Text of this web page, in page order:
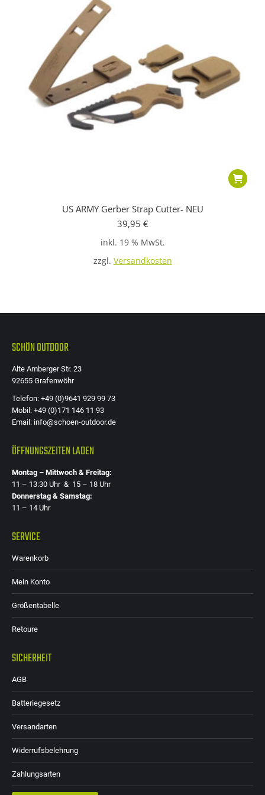
US ARMY Gerber Strap Cutter- NEU
39,95 €
inkl. 19 % MwSt.
zzgl. Versandkosten
SCHÖN OUTDOOR
Alte Amberger Str. 23
92655 Grafenwöhr
Telefon: +49 (0)9641 929 99 73
Mobil: +49 (0)171 146 11 93
Email: info@schoen-outdoor.de
ÖFFNUNGSZEITEN LADEN
Montag – Mittwoch & Freitag:
11 – 13:30 Uhr & 15 – 18 Uhr
Donnerstag & Samstag:
11 – 14 Uhr
SERVICE
Warenkorb
Mein Konto
Größentabelle
Retoure
SICHERHEIT
AGB
Batteriegesetz
Versandarten
Widerrufsbelehrung
Zahlungsarten